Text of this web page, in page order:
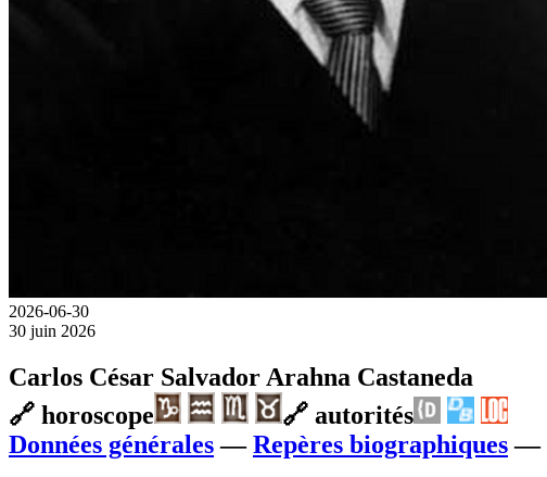
2026-06-30
30 juin 2026
Carlos César Salvador Arahna Castaneda
🔗 horoscope 🔗 autorités
Données générales—Repères biographiques—